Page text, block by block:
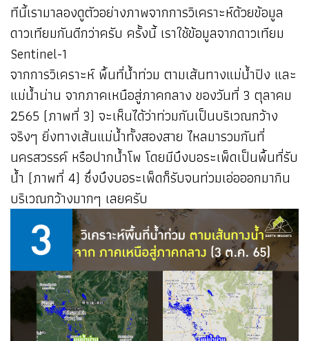
ทีนี้เรามาลองดูตัวอย่างภาพจากการวิเคราะห์ด้วยข้อมูล
ดาวเทียมกันดีกว่าครับ ครั้งนี้ เราใช้ข้อมูลจากดาวเทียม
Sentinel-1
จากการวิเคราะห์ พื้นที่น้ำท่วม ตามเส้นทางแม่น้ำปิง และ
แม่น้ำน่าน จากภาคเหนือสู่ภาคกลาง ของวันที่ 3 ตุลาคม
2565 (ภาพที่ 3) จะเห็นได้ว่าท่วมกันเป็นบริเวณกว้าง
จริงๆ ยิ่งทางเส้นแม่น้ำทั้งสองสาย ไหลมารวมกันที่
นครสวรรค์ หรือปากน้ำโพ โดยมีบึงบอระเพ็ดเป็นพื้นที่รับ
น้ำ (ภาพที่ 4) ซึ่งบึงบอระเพ็ดก็รับจนท่วมเอ่อออกมากิน
บริเวณกว้างมากๆ เลยครับ